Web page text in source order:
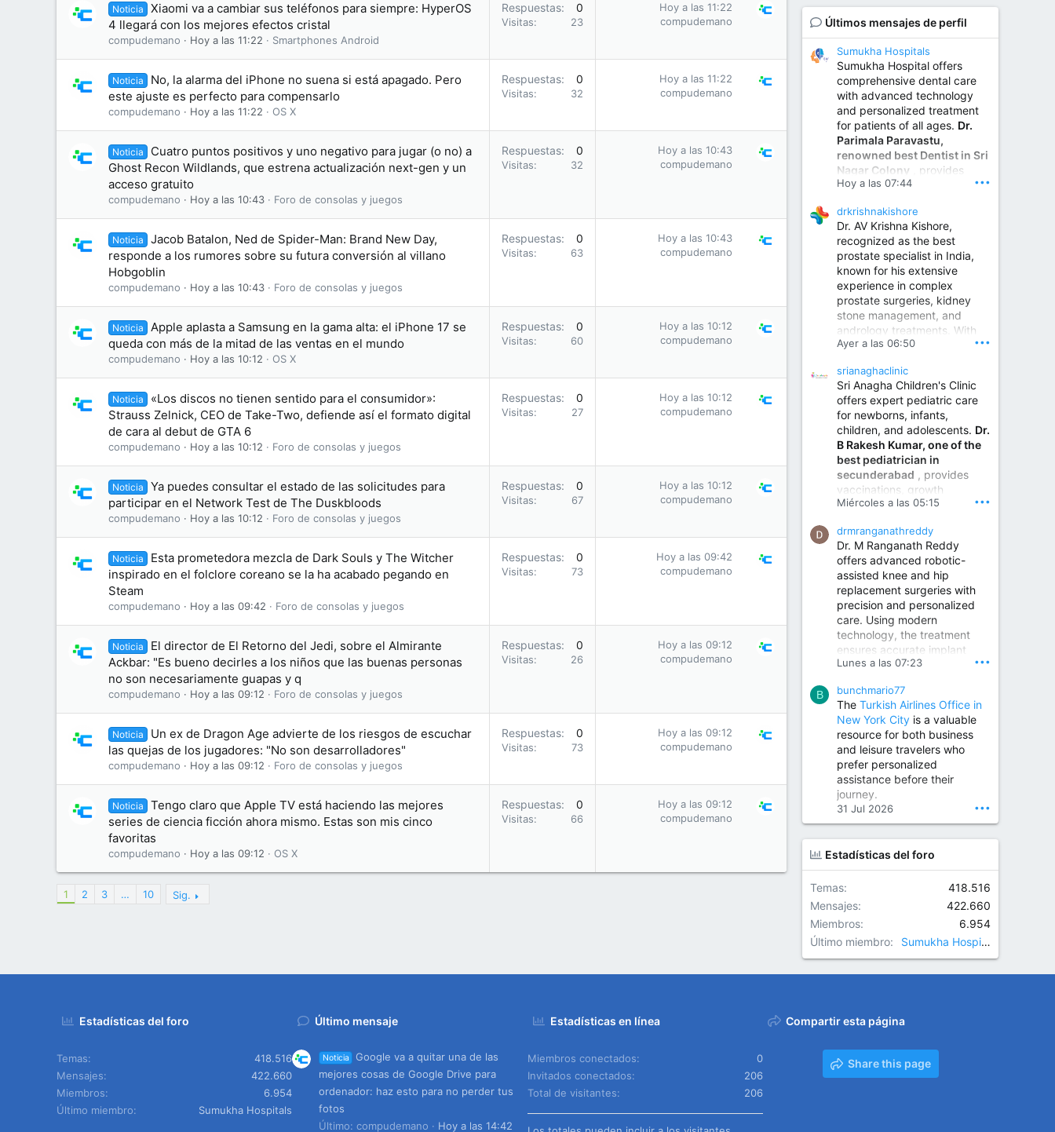
Noticia
Xiaomi va a cambiar sus teléfonos para siempre: HyperOS
4 llegará con los mejores efectos cristal
compudemano Hoy a las 11:22 Smartphones Android
Respuestas 0
Visitas 23
Hoy a las 11:22
compudemano
Noticia
No, la alarma del iPhone no suena si está apagado. Pero
este ajuste es perfecto para compensarlo
compudemano Hoy a las 11:22 OS X
Respuestas 0
Visitas 32
Hoy a las 11:22
compudemano
Noticia
Cuatro puntos positivos y uno negativo para jugar (o no) a
Ghost Recon Wildlands, que estrena actualización next-gen y un
acceso gratuito
compudemano Hoy a las 10:43 Foro de consolas y juegos
Respuestas 0
Visitas 32
Hoy a las 10:43
compudemano
Noticia
Jacob Batalon, Ned de Spider-Man: Brand New Day,
responde a los rumores sobre su futura conversión al villano
Hobgoblin
compudemano Hoy a las 10:43 Foro de consolas y juegos
Respuestas 0
Visitas 63
Hoy a las 10:43
compudemano
Noticia
Apple aplasta a Samsung en la gama alta: el iPhone 17 se
queda con más de la mitad de las ventas en el mundo
compudemano Hoy a las 10:12 OS X
Respuestas 0
Visitas 60
Hoy a las 10:12
compudemano
Noticia
«Los discos no tienen sentido para el consumidor»:
Strauss Zelnick, CEO de Take-Two, defiende así el formato digital
de cara al debut de GTA 6
compudemano Hoy a las 10:12 Foro de consolas y juegos
Respuestas 0
Visitas 27
Hoy a las 10:12
compudemano
Noticia
Ya puedes consultar el estado de las solicitudes para
participar en el Network Test de The Duskbloods
compudemano Hoy a las 10:12 Foro de consolas y juegos
Respuestas 0
Visitas 67
Hoy a las 10:12
compudemano
Noticia
Esta prometedora mezcla de Dark Souls y The Witcher
inspirado en el folclore coreano se la ha acabado pegando en
Steam
compudemano Hoy a las 09:42 Foro de consolas y juegos
Respuestas 0
Visitas 73
Hoy a las 09:42
compudemano
Noticia
El director de El Retorno del Jedi, sobre el Almirante
Ackbar: "Es bueno decirles a los niños que las buenas personas
no son necesariamente guapas y q
compudemano Hoy a las 09:12 Foro de consolas y juegos
Respuestas 0
Visitas 26
Hoy a las 09:12
compudemano
Noticia
Un ex de Dragon Age advierte de los riesgos de escuchar
las quejas de los jugadores: "No son desarrolladores"
compudemano Hoy a las 09:12 Foro de consolas y juegos
Respuestas 0
Visitas 73
Hoy a las 09:12
compudemano
Noticia
Tengo claro que Apple TV está haciendo las mejores
series de ciencia ficción ahora mismo. Estas son mis cinco
favoritas
compudemano Hoy a las 09:12 OS X
Respuestas 0
Visitas 66
Hoy a las 09:12
compudemano
1 2 3 … 10 Sig.
Últimos mensajes de perfil
Sumukha Hospitals
Sumukha Hospital offers
comprehensive dental care
with advanced technology
and personalized treatment
for patients of all ages. Dr.
Parimala Paravastu,
renowned best Dentist in Sri
Nagar Colony , provides
expert care for tooth pain,
treatment, dental implants,
smile designing, cosmetic
dentistry.
Sumukha Hospital | Ear, Nose & Throat, Dental & Maxillofacial Surgery Center
www.sumukhahospitals.co
m
Hoy a las 07:44 •••
drkrishnakishore
Dr. AV Krishna Kishore,
recognized as the best
prostate specialist in India,
known for his extensive
experience in complex
prostate surgeries, kidney
stone management, and
andrology treatments. With
years of surgical practice and
invasive and robotic
techniques.
Best Urologist in Vijayawada | Urology Specialist in Vijayawada
Dr. A. V. Krishna Kishore,
the Best Urologist...
www.drkrishnakishore.com
Ayer a las 06:50 •••
srianaghaclinic
Sri Anagha Children's Clinic
offers expert pediatric care
for newborns, infants,
children, and adolescents. Dr.
B Rakesh Kumar, one of the
best pediatrician in
secunderabad , provides
vaccinations, growth
monitoring, newborn care,
illnesses, nutrition guidance,
and preventive healthcare in
a child-friendly environment.
Children Hospital in Secunderabad | Best Pediatrician in Hyderabad | Neonatologist in Medchal
Our pediatrician and
Neonatologist team at...
www.srianaghaclinic.com
Miércoles a las 05:15 •••
drmranganathreddy
Dr. M Ranganath Reddy
offers advanced robotic-
assisted knee and hip
replacement surgeries with
precision and personalized
care. Using modern
technology, the treatment
ensures accurate implant
placement, reduced pain,
improved joint function,
helping patients return to an
active and comfortable
lifestyle.
Orthopedic Surgeon in Kondapur | Best Orthopedic Doctor in Kondapur | Dr. M. Ranganath Reddy
Consult Dr. M. Ranganath
Reddy, the best...
www.drranganathreddy.co
m
Lunes a las 07:23 •••
B bunchmario77
The Turkish Airlines Office in
New York City is a valuable
resource for both business
and leisure travelers who
prefer personalized
assistance before their
journey.
31 Jul 2026 •••
Estadísticas del foro
Temas
418.516
Mensajes
422.660
Miembros
6.954
Último miembro
Sumukha Hospitals
Estadísticas del foro
Temas
418.516
Mensajes
422.660
Miembros
6.954
Último miembro
Sumukha Hospitals
Último mensaje
Noticia
Google va a quitar una de las
mejores cosas de Google Drive para
ordenador: haz esto para no perder tus
fotos
Último: compudemano
Hoy a las 14:42
Estadísticas en línea
Miembros conectados
0
Invitados conectados
206
Total de visitantes
206
Compartir esta página
Share this page